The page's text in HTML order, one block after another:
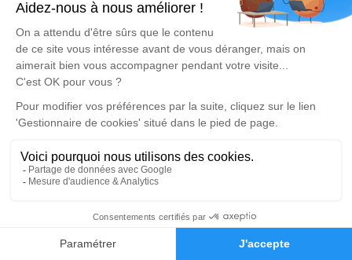
Faire-part Hommages
Un service de plantation d’arbre hommage est
disponible ici.
Cérémonie religieuse
vendredi 26 juin 2026 à 14h00
Église Notre Dame de l'Assomption de
Villeneuve-sur-Yonne
Je rends hommage